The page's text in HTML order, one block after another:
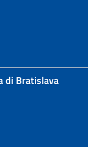
di Bratislava